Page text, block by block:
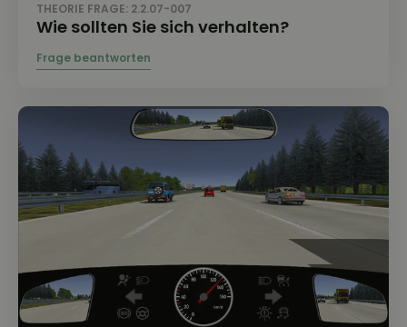
THEORIE FRAGE: 2.2.07-007
Wie sollten Sie sich verhalten?